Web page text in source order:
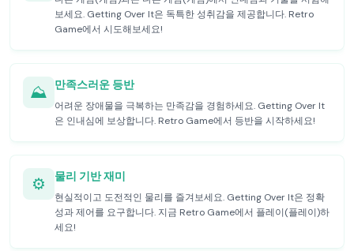
보세요. Getting Over It은 독특한 성취감을 제공합니다. Retro
Game에서 시도해보세요!
⛰️ 만족스러운 등반
어려운 장애물을 극복하는 만족감을 경험하세요. Getting Over It
은 인내심에 보상합니다. Retro Game에서 등반을 시작하세요!
⚙️ 물리 기반 재미
현실적이고 도전적인 물리를 즐겨보세요. Getting Over It은 정확
성과 제어를 요구합니다. 지금 Retro Game에서 플레이(플레이)하
세요!